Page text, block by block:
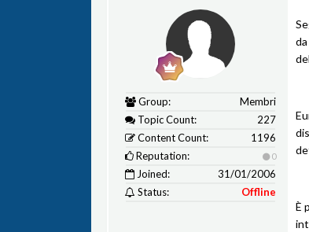
Group:
Membri
Topic Count:
227
Content Count:
1196
Reputation:
0
Joined:
31/01/2006
Status:
Offline
È